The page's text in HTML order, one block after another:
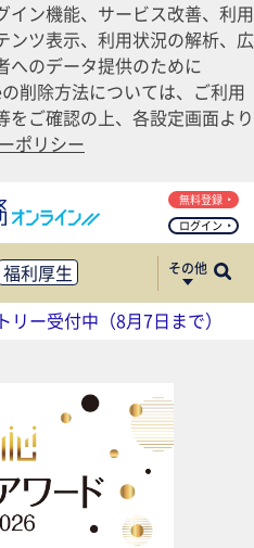
イン機能、サービス改善、利用
ンツ表示、利用状況の解析、広
へのデータ提供のために
削除方法については、ご利用
ご確認の上、各設定画面より
ポリシー
ログイン
無料登録
福利厚生
ン活性化
SDGs
調査・レポート
その他
ー受付中（8月7日まで）